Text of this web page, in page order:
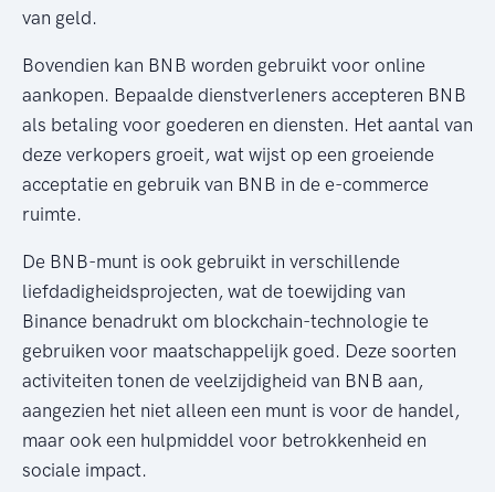
van geld.
Bovendien kan BNB worden gebruikt voor online
aankopen. Bepaalde dienstverleners accepteren BNB
als betaling voor goederen en diensten. Het aantal van
deze verkopers groeit, wat wijst op een groeiende
acceptatie en gebruik van BNB in de e-commerce
ruimte.
De BNB-munt is ook gebruikt in verschillende
liefdadigheidsprojecten, wat de toewijding van
Binance benadrukt om blockchain-technologie te
gebruiken voor maatschappelijk goed. Deze soorten
activiteiten tonen de veelzijdigheid van BNB aan,
aangezien het niet alleen een munt is voor de handel,
maar ook een hulpmiddel voor betrokkenheid en
sociale impact.